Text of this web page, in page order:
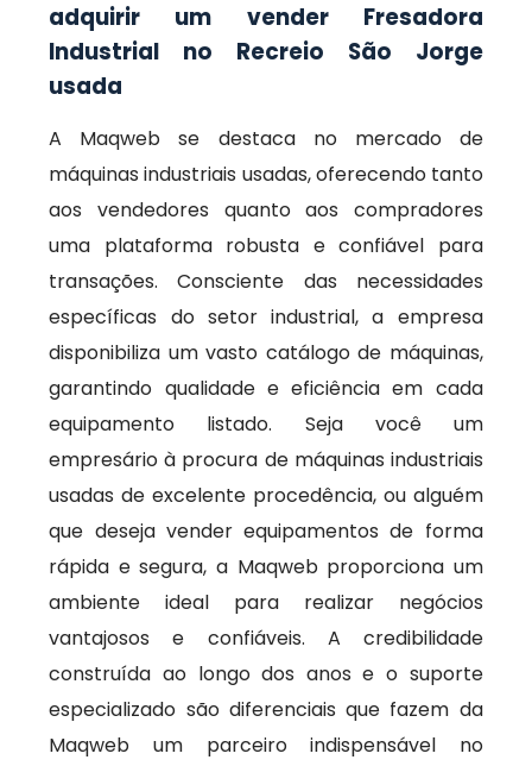
adquirir um vender Fresadora
Industrial no Recreio São Jorge
usada
A Maqweb se destaca no mercado de
máquinas industriais usadas, oferecendo tanto
aos vendedores quanto aos compradores
uma plataforma robusta e confiável para
transações. Consciente das necessidades
específicas do setor industrial, a empresa
disponibiliza um vasto catálogo de máquinas,
garantindo qualidade e eficiência em cada
equipamento listado. Seja você um
empresário à procura de máquinas industriais
usadas de excelente procedência, ou alguém
que deseja vender equipamentos de forma
rápida e segura, a Maqweb proporciona um
ambiente ideal para realizar negócios
vantajosos e confiáveis. A credibilidade
construída ao longo dos anos e o suporte
especializado são diferenciais que fazem da
Maqweb um parceiro indispensável no